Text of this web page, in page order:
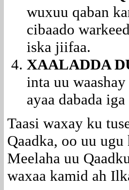
wuxuu qaban
cibaado
iska jiifaa.
XAALADDA
inta uu
ayaa dabada
Taasi waxay ku
Qaadka, oo uu
Meelaha uu
waxaa kamid ah